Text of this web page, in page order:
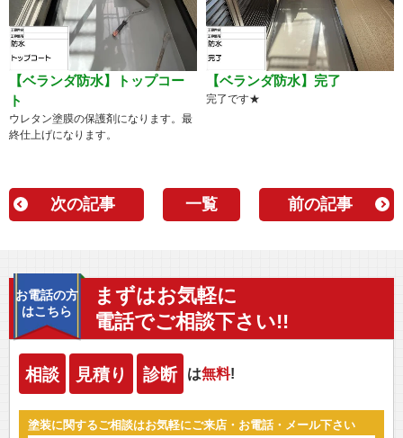
【ベランダ防水】トップコー
ト
ウレタン塗膜の保護剤になります。最
終仕上げになります。
【ベランダ防水】完了
完了です★
次の記事 一覧 前の記事
お電話の方
はこちら
まずはお気軽に
電話でご相談下さい!!
相談 見積り 診断 は無料!
塗装に関するご相談はお気軽にご来店・お電話・メール下さい